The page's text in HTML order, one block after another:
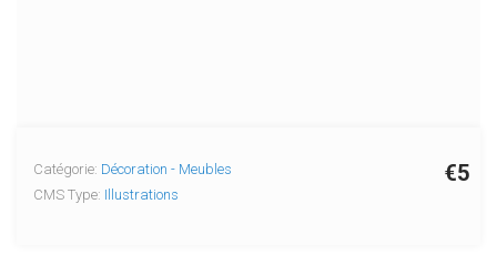
€5
Catégorie: Décoration - Meubles
CMS Type: Illustrations